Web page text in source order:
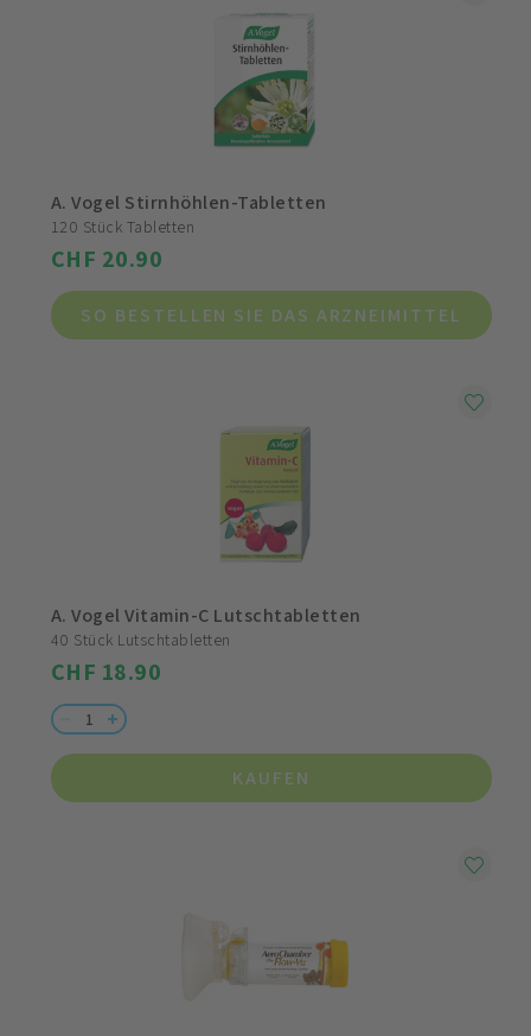
A. Vogel Stirnhöhlen-Tabletten
120 Stück Tabletten
CHF 20.90
SO BESTELLEN SIE DAS ARZNEIMITTEL
A. Vogel Vitamin-C Lutschtabletten
40 Stück Lutschtabletten
CHF 18.90
KAUFEN